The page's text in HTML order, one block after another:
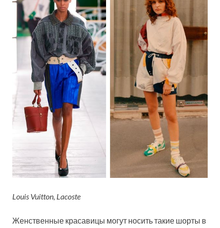
Louis Vuitton, Lacoste
Женственные красавицы могут носить такие шорты в